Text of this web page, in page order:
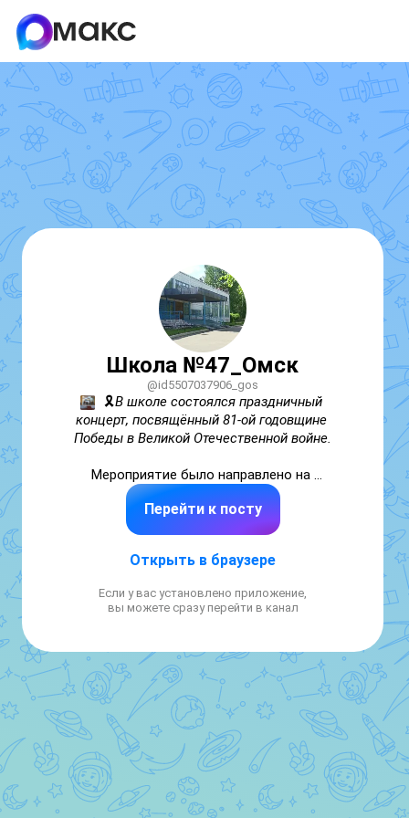
Школа №47_Омск
@id5507037906_gos
🎗️В школе состоялся праздничный
концерт, посвящённый 81-ой годовщине
Победы в Великой Отечественной войне.
Мероприятие было направлено на
воспитание патриотизма, уважения к
истории Отечества и сохранение памяти о
героическом подвиге советского народа.
Творческие объединения нашей школы
композицию: ребята читали стихи о войне,
Перейти к посту
Открыть в браузере
Если у вас установлено приложение,
вы можете сразу перейти в канал